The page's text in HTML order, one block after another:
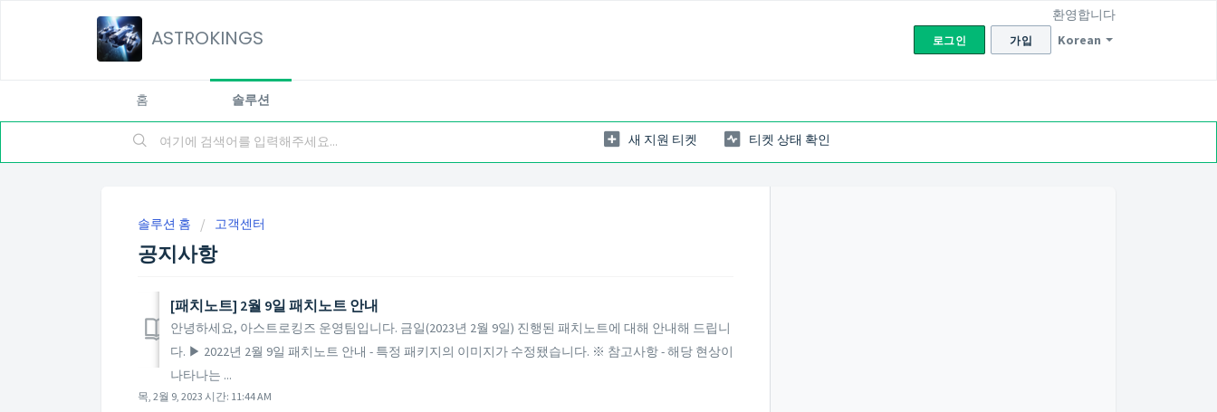
ASTROKINGS Korean
환영합니다
로그인 가입
홈 솔루션
새 지원 티켓 티켓 상태 확인
솔루션 홈 고객센터
공지사항
​[패치노트] 2월 9일 패치노트 안내
안녕하세요, 아스트로킹즈 운영팀입니다. 금일(2023년 2월 9일) 진행된 패치노트에 대해 안내해 드립니
다. ▶ 2022년 2월 9일 패치노트 안내 - 특정 패키지의 이미지가 수정됐습니다. ※ 참고사항 - 해당 현상이
나타나는 ...
목, 2월 9, 2023 시간: 11:44 AM